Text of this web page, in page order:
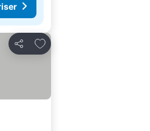
Del
Legg til i favoritter